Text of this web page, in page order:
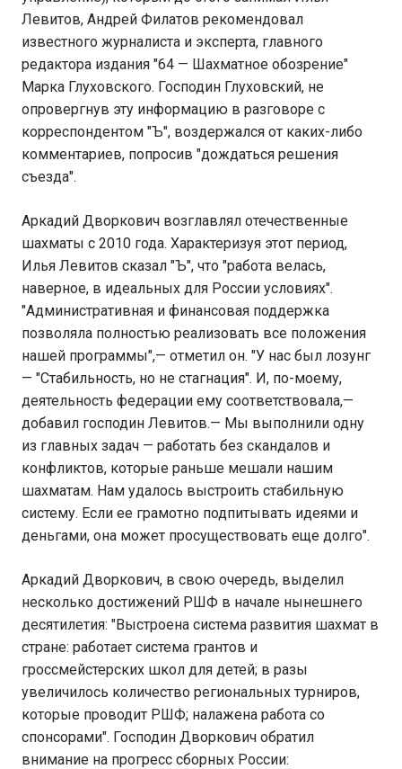
Левитов, Андрей Филатов рекомендовал
известного журналиста и эксперта, главного
редактора издания "64 — Шахматное обозрение"
Марка Глуховского. Господин Глуховский, не
опровергнув эту информацию в разговоре с
корреспондентом "Ъ", воздержался от каких-либо
комментариев, попросив "дождаться решения
съезда".
Аркадий Дворкович возглавлял отечественные
шахматы с 2010 года. Характеризуя этот период,
Илья Левитов сказал "Ъ", что "работа велась,
наверное, в идеальных для России условиях".
"Административная и финансовая поддержка
позволяла полностью реализовать все положения
нашей программы",— отметил он. "У нас был лозунг
— "Стабильность, но не стагнация". И, по-моему,
деятельность федерации ему соответствовала,—
добавил господин Левитов.— Мы выполнили одну
из главных задач — работать без скандалов и
конфликтов, которые раньше мешали нашим
шахматам. Нам удалось выстроить стабильную
систему. Если ее грамотно подпитывать идеями и
деньгами, она может просуществовать еще долго".
Аркадий Дворкович, в свою очередь, выделил
несколько достижений РШФ в начале нынешнего
десятилетия: "Выстроена система развития шахмат в
стране: работает система грантов и
гроссмейстерских школ для детей; в разы
увеличилось количество региональных турниров,
которые проводит РШФ; налажена работа со
спонсорами". Господин Дворкович обратил
внимание на прогресс сборных России: